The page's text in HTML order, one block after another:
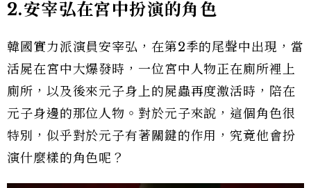
2.安宰弘在宮中扮演的角色
韓國實力派演員安宰弘，在第2季的尾聲中出現，當
活屍在宮中大爆發時，一位宮中人物正在廁所裡上
廁所，以及後來元子身上的屍蟲再度激活時，陪在
元子身邊的那位人物。對於元子來說，這個角色很
特別，似乎對於元子有著關鍵的作用，究竟他會扮
演什麼樣的角色呢？